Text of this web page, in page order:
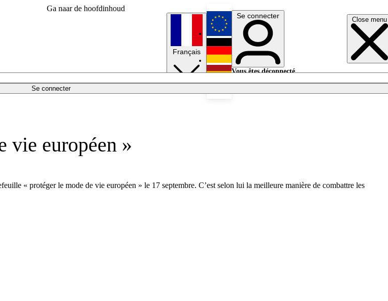
Ga naar de hoofdinhoud
Close menu
Se connecter
Français
English
Deutsch
Se connecter
Vous êtes déconnecté.
vie européen »
« protéger le mode de vie européen » le 17 septembre. C’est selon lui la meilleure manière de combattre les